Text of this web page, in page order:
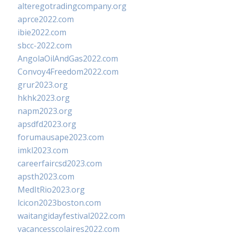
alteregotradingcompany.org
aprce2022.com
ibie2022.com
sbcc-2022.com
AngolaOilAndGas2022.com
Convoy4Freedom2022.com
grur2023.org
hkhk2023.org
napm2023.org
apsdfd2023.org
forumausape2023.com
imkl2023.com
careerfaircsd2023.com
apsth2023.com
MedItRio2023.org
lcicon2023boston.com
waitangidayfestival2022.com
vacancesscolaires2022.com